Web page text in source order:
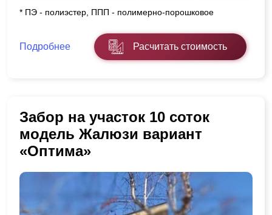
* ПЭ - полиэстер, ППП - полимерно-порошковое
Подробнее Расчитать стоимость
Забор на участок 10 соток
модель Жалюзи вариант
«Оптима»